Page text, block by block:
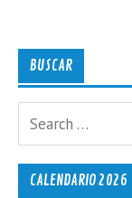
BUSCAR
CALENDARIO 2026